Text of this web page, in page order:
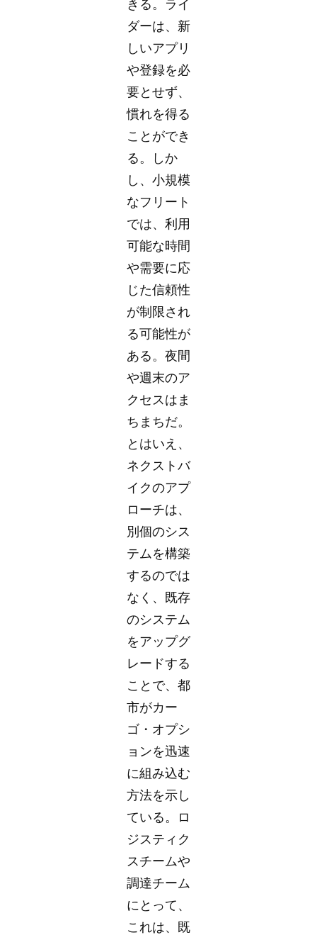
きる。ライ
ダーは、新
しいアプリ
や登録を必
要とせず、
慣れを得る
ことができ
る。しか
し、小規模
なフリート
では、利用
可能な時間
や需要に応
じた信頼性
が制限され
る可能性が
ある。夜間
や週末のア
クセスはま
ちまちだ。
とはいえ、
ネクストバ
イクのアプ
ローチは、
別個のシス
テムを構築
するのでは
なく、既存
のシステム
をアップグ
レードする
ことで、都
市がカー
ゴ・オプシ
ョンを迅速
に組み込む
方法を示し
ている。ロ
ジスティク
スチームや
調達チーム
にとって、
これは、既